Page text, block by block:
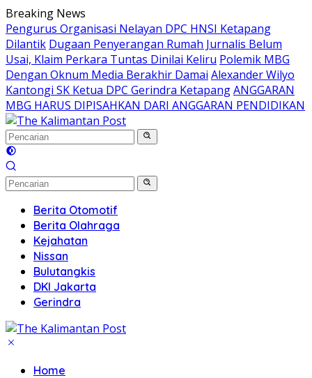
Langsung
ke
konten
Breaking News
Pengurus Organisasi Nelayan DPC HNSI Ketapang
Dilantik Dugaan Penyerangan Rumah Jurnalis Belum
Usai, Klaim Perkara Tuntas Dinilai Keliru Polemik MBG
Dengan Oknum Media Berakhir Damai Alexander Wilyo
Kantongi SK Ketua DPC Gerindra KetapangANGGARAN
MBG HARUS DIPISAHKAN DARI ANGGARAN PENDIDIKAN
Berita Otomotif
Berita Olahraga
Kejahatan
Nissan
Bulutangkis
DKI Jakarta
Gerindra
Home